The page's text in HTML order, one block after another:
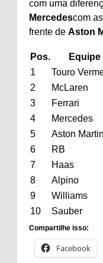
com uma
Mercedescom
frente de Aston
Pos. Equipe
1
Touro
2
McLaren
3
Ferrari
4
Mercedes
5
Aston Martin
6
RB
7
Haas
8
Alpino
9
Williams
10
Sauber
Compartilhe isso:
Facebook